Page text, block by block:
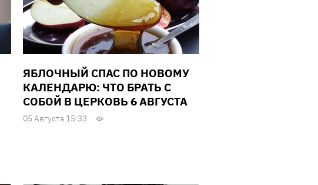
ЯБЛОЧНЫЙ СПАС ПО НОВОМУ
КАЛЕНДАРЮ: ЧТО БРАТЬ С
СОБОЙ В ЦЕРКОВЬ 6 АВГУСТА
05 Августа 15:33